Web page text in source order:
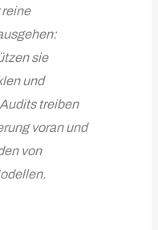
sie
und
treiben
voran und
von